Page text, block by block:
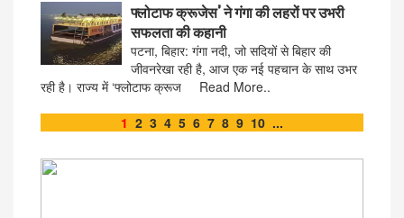
फ्लोटाफ क्रूजेस’ ने गंगा की लहरों पर उभरी
सफलता की कहानी
पटना, बिहार: गंगा नदी, जो सदियों से बिहार की
जीवनरेखा रही है, आज एक नई पहचान के साथ उभर
रही है। राज्य में ‘फ्लोटाफ क्रूज Read More..
1 2 3 4 5 6 7 8 9 10 ...